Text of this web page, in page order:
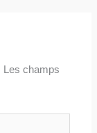
Les champs